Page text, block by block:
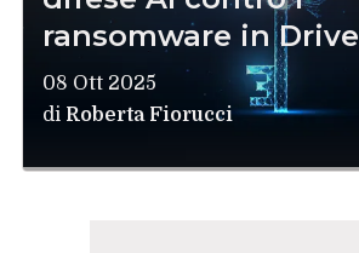
ransomware in Drive
08 Ott 2025
di Roberta Fiorucci